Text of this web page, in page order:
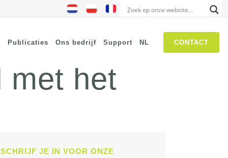
CONTACT
Publicaties Ons bedrijf Support NL
met het
SCHRIJF JE IN VOOR ONZE